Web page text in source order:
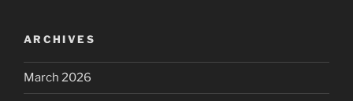
ARCHIVES
March 2026